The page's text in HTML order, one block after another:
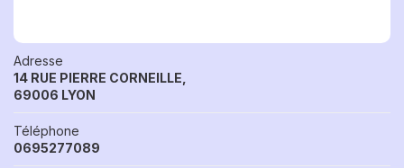
Adresse
14 RUE PIERRE CORNEILLE,
69006 LYON
Téléphone
0695277089